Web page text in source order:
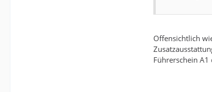
Offensichtlich
Führerschein